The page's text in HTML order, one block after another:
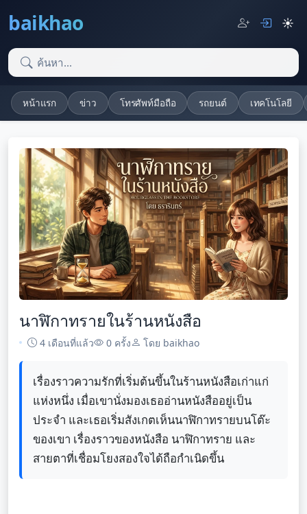
baikhao ☀️
หน้าแรก ข่าว โทรศัพท์มือถือ รถยนต์ เทคโนโลยี
นาฬิกาทรายในร้านหนังสือ
4 เดือนที่แล้ว 0 ครั้ง โดย baikhao
เรื่องราวความรักที่เริ่มต้นขึ้นในร้านหนังสือเก่าแก่
แห่งหนึ่ง เมื่อเขานั่งมองเธออ่านหนังสืออยู่เป็น
ประจำ และเธอเริ่มสังเกตเห็นนาฬิกาทรายบนโต๊ะ
ของเขา เรื่องราวของหนังสือ นาฬิกาทราย และ
สายตาที่เชื่อมโยงสองใจได้ถือกำเนิดขึ้น